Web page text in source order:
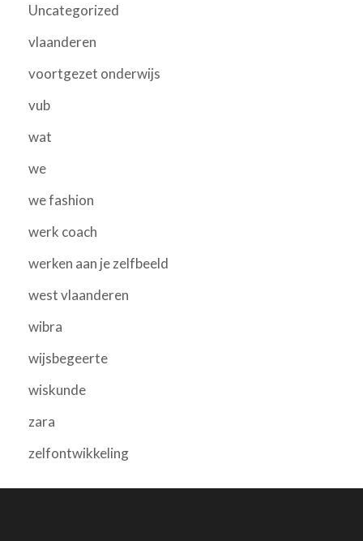
Uncategorized
vlaanderen
voortgezet onderwijs
vub
wat
we
we fashion
werk coach
werken aan je zelfbeeld
west vlaanderen
wibra
wijsbegeerte
wiskunde
zara
zelfontwikkeling